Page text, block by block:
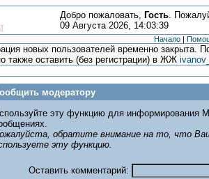
Добро пожаловать, Гость.
09 Августа 2026, 14:03:39
Начало |
новых пользователей временно закрыта.
также оставить (без регистрации) в ЖЖ
модератору
эту функцию для информирования
обратите внимание на то, что
эту функцию.
Оставить комментарий: